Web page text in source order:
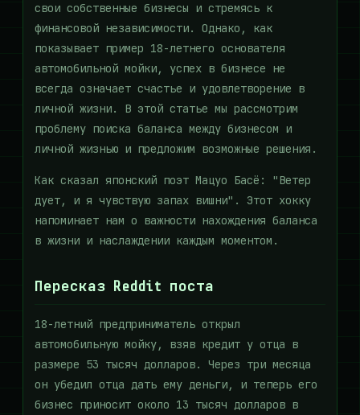
свои собственные бизнесы и стремясь к
финансовой независимости. Однако, как
показывает пример 18-летнего основателя
автомобильной мойки, успех в бизнесе не
всегда означает счастье и удовлетворение в
личной жизни. В этой статье мы рассмотрим
проблему поиска баланса между бизнесом и
личной жизнью и предложим возможные решения.
Как сказал японский поэт Мацуо Басё: "Ветер
дует, и я чувствую запах вишни". Этот хокку
напоминает нам о важности нахождения баланса
в жизни и наслаждении каждым моментом.
Пересказ Reddit поста
18-летний предприниматель открыл
автомобильную мойку, взяв кредит у отца в
размере 53 тысяч долларов. Через три месяца
он убедил отца дать ему деньги, и теперь его
бизнес приносит около 13 тысяч долларов в